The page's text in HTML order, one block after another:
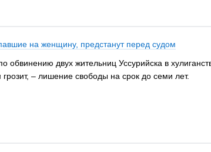
на женщину, предстанут перед судом
обвинению двух жительниц Уссурийска в
– лишение свободы на срок до семи лет.